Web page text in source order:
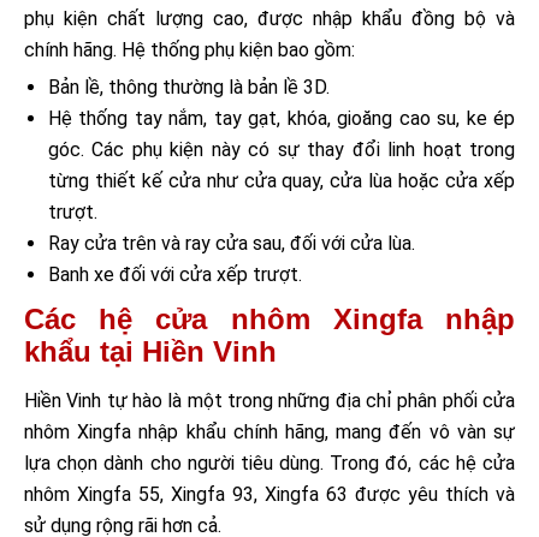
phụ kiện chất lượng cao, được nhập khẩu đồng bộ và
chính hãng. Hệ thống phụ kiện bao gồm:
Bản lề, thông thường là bản lề 3D.
Hệ thống tay nắm, tay gạt, khóa, gioăng cao su, ke ép
góc. Các phụ kiện này có sự thay đổi linh hoạt trong
từng thiết kế cửa như cửa quay, cửa lùa hoặc cửa xếp
trượt.
Ray cửa trên và ray cửa sau, đối với cửa lùa.
Banh xe đối với cửa xếp trượt.
Các hệ cửa nhôm Xingfa nhập
khẩu tại Hiền Vinh
Hiền Vinh tự hào là một trong những địa chỉ phân phối cửa
nhôm Xingfa nhập khẩu chính hãng, mang đến vô vàn sự
lựa chọn dành cho người tiêu dùng. Trong đó, các hệ cửa
nhôm Xingfa 55, Xingfa 93, Xingfa 63 được yêu thích và
sử dụng rộng rãi hơn cả.